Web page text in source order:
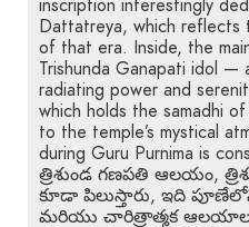
inscription interestingly
Dattatreya, which reflects
of that era. Inside, the
Trishunda Ganapati idol —
radiating power and
which holds the samadhi
to the temple’s mystical
during Guru Purnima is
త్రిశుండ గణపతి ఆలయం,
కూడా పిలుస్తారు, ఇది
మరియు చారిత్రాత్మక